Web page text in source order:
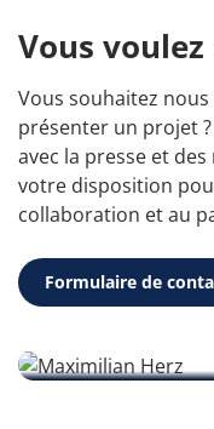
Vous
Vous souhaitez
présenter un projet
avec la presse et
votre disposition
collaboration et au
Formulaire de
Votre contact